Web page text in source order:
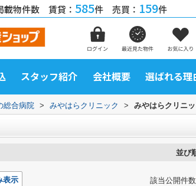
載物件数 賃貸： 585件 売買： 159件
スタッフ紹介 会社概要 選ばれる理
総合病院 > みやはらクリニック > みやはらクリニ
並び
表示 該当公開件数